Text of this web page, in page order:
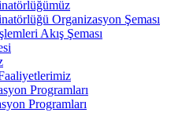
Organizasyon Şeması
Akış Şeması
Programları
Programları